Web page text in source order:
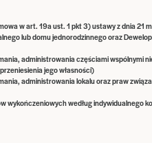
w art. 19a ust. 1 pkt 3) ustawy z dnia 21
lub domu jednorodzinnego oraz
administrowania częściami wspólnymi
jego własności)
administrowania lokalu oraz praw
wykończeniowych według indywidualnego